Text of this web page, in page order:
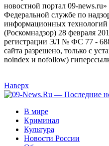
новостной портал 09-news.ru»
Федеральной службе по
информационных
(Роскомнадзор) 28 февраля
регистрации ЭЛ № ФС 77 -
сайта разрешено, только с
noindex и nofollow)
Наверх
В мире
Криминал
Культура
Новости России